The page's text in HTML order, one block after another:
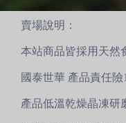
賣場說明：
本站商品皆採用天然
國泰世華 產品責任險
產品低溫乾燥晶凍研